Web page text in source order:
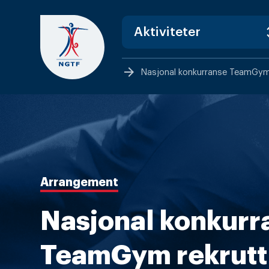
content
arrow_forward Nasjonal konkurranse
Arrangement
Nasjonal
TeamGym